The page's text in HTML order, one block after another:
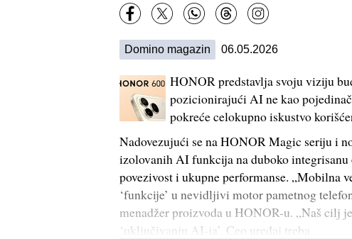
Domino magazin 06.05.2026
HONOR predstavlja svoju viziju
pozicionirajući AI ne kao
pokreće celokupno iskustvo
Nadovezujući se na HONOR Magic seriju i
izolovanih AI funkcija na duboko
povezivost i ukupne performanse. „Mobilna
‘funkcije’ u nevidljivi motor pametnog
menadžer proizvoda u HONOR-u. „Naš cilj
‘uključivanju AI-ja’. Ceo uređaj treba